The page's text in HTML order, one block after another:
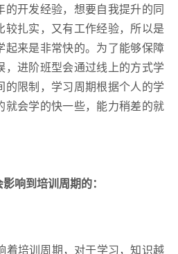
的开发经验，想要自我提升的同
较扎实，又有工作经验，所以是
起来是非常快的。为了能够保障
，进阶班型会通过线上的方式学
的限制，学习周期根据个人的学
就会学的快一些，能力稍差的就
响到培训周期的：
着培训周期，对于学习，知识越